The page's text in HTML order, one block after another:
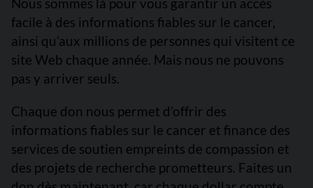
facile à des informations fiables sur le cancer,
ainsi qu’aux millions de personnes qui visitent ce
site Web chaque année. Mais nous ne pouvons
pas y arriver seuls.
Chaque don nous permet d’offrir des
informations fiables sur le cancer et finance des
services de soutien empreints de compassion et
des projets de recherche prometteurs. Faites un